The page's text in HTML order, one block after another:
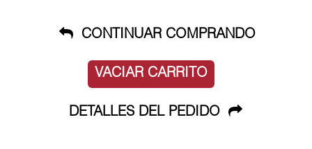
CONTINUAR COMPRANDO
VACIAR CARRITO
DETALLES DEL PEDIDO